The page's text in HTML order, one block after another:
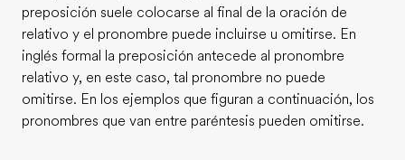
Sobre nosotros
Quiénes somos
Trabajos
Únete al equipo
preposición suele colocarse al final de la oración de
relativo y el pronombre puede incluirse u omitirse. En
inglés formal la preposición antecede al pronombre
relativo y, en este caso, tal pronombre no puede
omitirse. En los ejemplos que figuran a continuación, los
pronombres que van entre paréntesis pueden omitirse.